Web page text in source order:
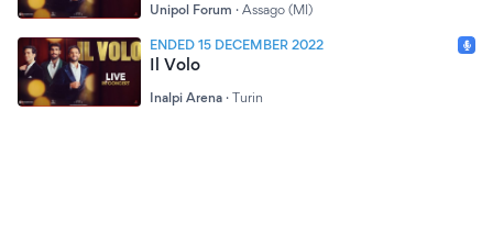
Unipol Forum · Assago (MI)
ENDED 15 DECEMBER 2022
Il Volo
Inalpi Arena · Turin